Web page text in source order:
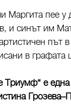
Маргита пее у
и синът им
път
в графата
Триумф“ е